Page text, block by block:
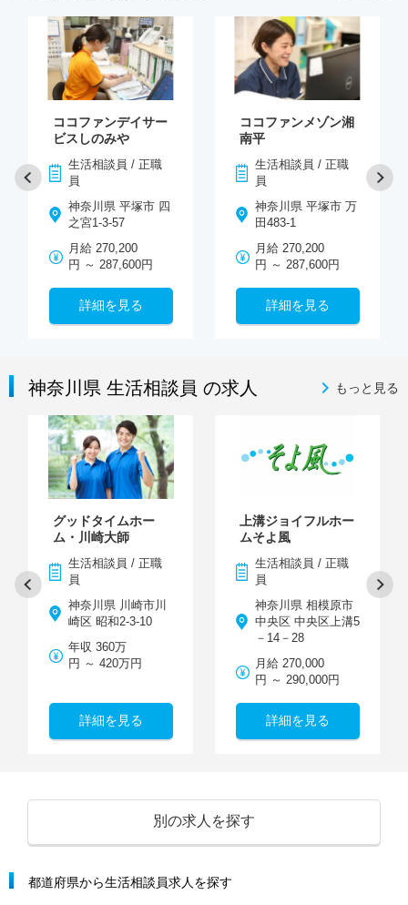
ココファンデイサー
ビスしのみや
生活相談員 / 正職
員
神奈川県 平塚市 四
之宮1-3-57
月給 270,200
円 ～ 287,600円
詳細を見る
ココファンメゾン湘
南平
生活相談員 / 正職
員
神奈川県 平塚市 万
田483-1
月給 270,200
円 ～ 287,600円
詳細を見る
神奈川県 生活相談員 の求人 もっと見る
グッドタイムホー
ム・川崎大師
生活相談員 / 正職
員
神奈川県 川崎市川
崎区 昭和2-3-10
年収 360万
円 ～ 420万円
詳細を見る
上溝ジョイフルホー
ムそよ風
生活相談員 / 正職
員
神奈川県 相模原市
中央区 中央区上溝5
－14－28
月給 270,000
円 ～ 290,000円
詳細を見る
別の求人を探す
都道府県から生活相談員求人を探す